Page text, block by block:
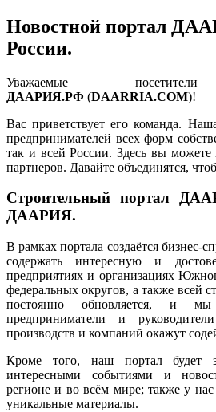
Новостной портал
России.
Уважаемые
ДААРИЯ.РФ (DAARRIA.COM)!
Вас приветствует его команда.
предпринимателей всех форм
так и всей России. Здесь вы
партнеров. Давайте объединятся,
Строительный портал
ДААРИЯ.
В рамках портала создаётся бизнес-
содержать интересную и
предприятиях и организациях
федеральных округов, а также всей
постоянно обновляется, и
предприниматели и
производств и компаний окажут
Кроме того, наш портал будет
интересными событиями и
регионе и во всём мире; также у
уникальные материалы.